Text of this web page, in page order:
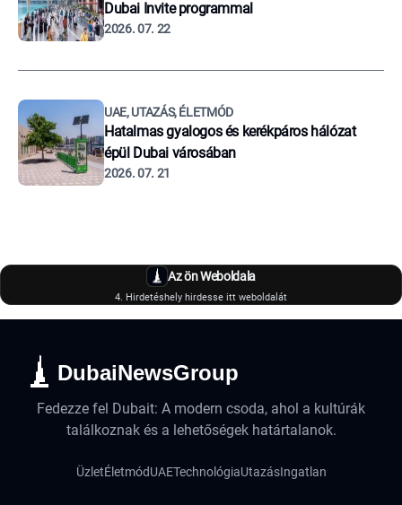
Dubai Invite programmal
2026. 07. 22
UAE, UTAZÁS, ÉLETMÓD
Hatalmas gyalogos és kerékpáros hálózat
épül Dubai városában
2026. 07. 21
Az ön Weboldala
4. Hirdetéshely hirdesse itt weboldalát
DubaiNewsGroup
Fedezze fel Dubait: A modern csoda, ahol a kultúrák
találkoznak és a lehetőségek határtalanok.
ÜzletÉletmódUAETechnológiaUtazásIngatlan